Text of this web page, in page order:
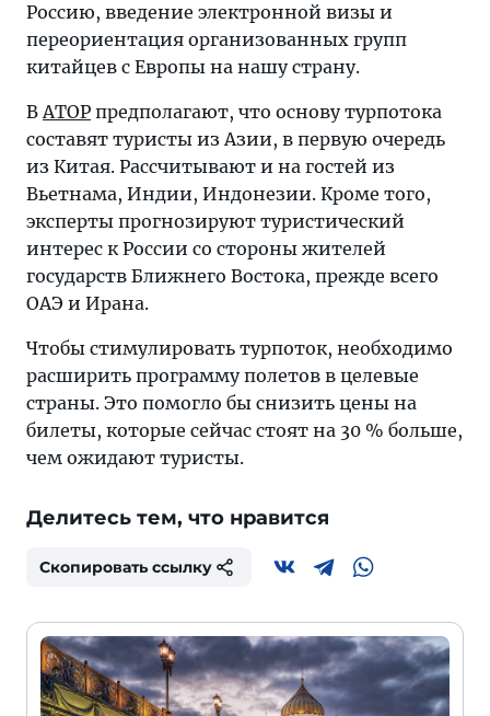
Россию, введение электронной визы и
переориентация организованных групп
китайцев с Европы на нашу страну.
ВАТОР предполагают, что основу турпотока
составят туристы из Азии, в первую очередь
из Китая. Рассчитывают и на гостей из
Вьетнама, Индии, Индонезии. Кроме того,
эксперты прогнозируют туристический
интерес к России со стороны жителей
государств Ближнего Востока, прежде всего
ОАЭ и Ирана.
Чтобы стимулировать турпоток, необходимо
расширить программу полетов в целевые
страны. Это помогло бы снизить цены на
билеты, которые сейчас стоят на 30 % больше,
чем ожидают туристы.
Делитесь тем, что нравится
Скопировать ссылку